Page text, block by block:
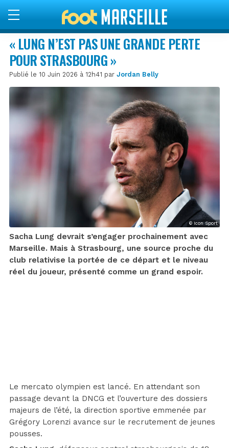
« LUNG N’EST PAS UNE GRANDE PERTE
POUR STRASBOURG »
Publié le 10 Juin 2026 à 12h41 par Jordan Belly
© Icon Sport
Sacha Lung devrait s’engager prochainement avec
Marseille. Mais à Strasbourg, une source proche du
club relativise la portée de ce départ et le niveau
réel du joueur, présenté comme un grand espoir.
Le mercato olympien est lancé. En attendant son
passage devant la DNCG et l’ouverture des dossiers
majeurs de l’été, la direction sportive emmenée par
Grégory Lorenzi avance sur le recrutement de jeunes
pousses.